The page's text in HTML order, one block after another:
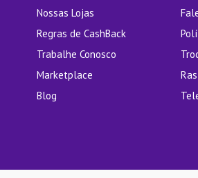
Nossas Lojas
Regras de CashBack
Trabalhe Conosco
Marketplace
Blog